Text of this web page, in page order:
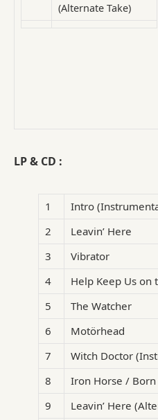
(Alternate Take)
LP & CD :
1
Intro
2
Leavin’ Here
3
Vibrator
4
Help Keep Us on
5
The Watcher
6
Motörhead
7
Witch Doctor
8
Iron Horse /
9
Leavin’ Here